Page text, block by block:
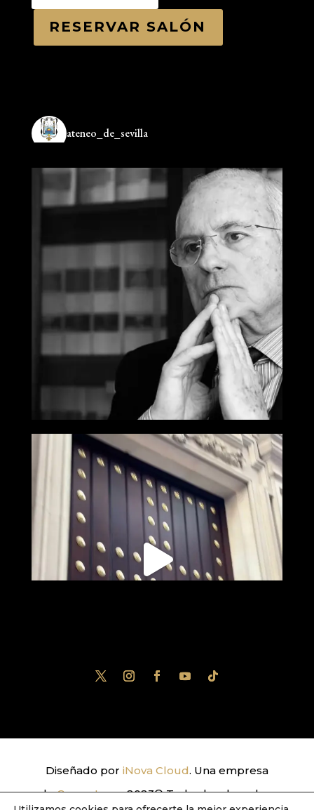
RESERVAR SALÓN
ateneo_de_sevilla
Diseñado por iNova Cloud. Una empresa
deGrupo Inova2023© Todos los derechos